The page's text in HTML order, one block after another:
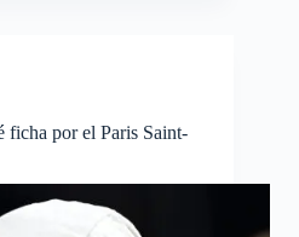
ficha por el Paris Saint-